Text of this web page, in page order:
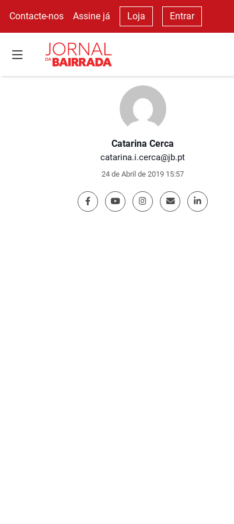
Contacte-nos Assine já Loja Entrar
Catarina Cerca
catarina.i.cerca@jb.pt
24 de Abril de 2019 15:57